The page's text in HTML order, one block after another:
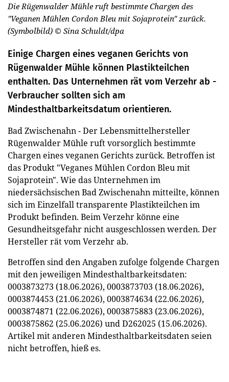
Die Rügenwalder Mühle ruft bestimmte Chargen des
"Veganen Mühlen Cordon Bleu mit Sojaprotein" zurück.
(Symbolbild) © Sina Schuldt/dpa
Einige Chargen eines veganen Gerichts von
Rügenwalder Mühle können Plastikteilchen
enthalten. Das Unternehmen rät vom Verzehr ab -
Verbraucher sollten sich am
Mindesthaltbarkeitsdatum orientieren.
Bad Zwischenahn - Der Lebensmittelhersteller
Rügenwalder Mühle ruft vorsorglich bestimmte
Chargen eines veganen Gerichts zurück. Betroffen ist
das Produkt "Veganes Mühlen Cordon Bleu mit
Sojaprotein". Wie das Unternehmen im
niedersächsischen Bad Zwischenahn mitteilte, können
sich im Einzelfall transparente Plastikteilchen im
Produkt befinden. Beim Verzehr könne eine
Gesundheitsgefahr nicht ausgeschlossen werden. Der
Hersteller rät vom Verzehr ab.
Betroffen sind den Angaben zufolge folgende Chargen
mit den jeweiligen Mindesthaltbarkeitsdaten:
0003873273 (18.06.2026), 0003873703 (18.06.2026),
0003874453 (21.06.2026), 0003874634 (22.06.2026),
0003874871 (22.06.2026), 0003875883 (23.06.2026),
0003875862 (25.06.2026) und D262025 (15.06.2026).
Artikel mit anderen Mindesthaltbarkeitsdaten seien
nicht betroffen, hieß es.